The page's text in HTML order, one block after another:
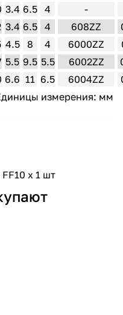
3.4 6.5 4
-
3.4 6.5 4 608ZZ
4.5 8 4 6000ZZ
5.5 9.5 5.5 6002ZZ
6.6 11 6.5 6004ZZ
измерения: мм
х 1 шт